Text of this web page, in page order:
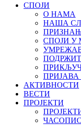
СПОЈИ
О НАМА
НАША
СПОЈИ У
АКТИВНОСТИ
ВЕСТИ
ПРОЈЕКТИ